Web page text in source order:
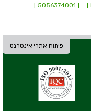
[ 5056374001 ]
פיתוח אתרי אינטרנט